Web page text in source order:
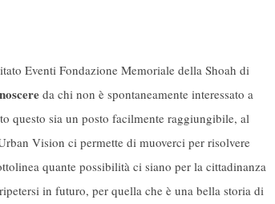
Eventi Fondazione Memoriale della Shoah di
da chi non è spontaneamente interessato a
questo sia un posto facilmente raggiungibile, al
Vision ci permette di muoverci per risolvere
quante possibilità ci siano per la cittadinanza
in futuro, per quella che è una bella storia di